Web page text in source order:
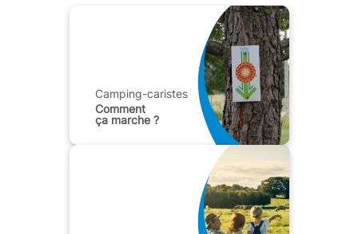
Camping-caristes
Comment
ça marche ?